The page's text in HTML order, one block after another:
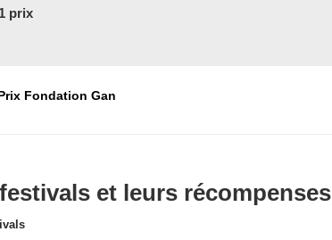
1 prix
Fondation Gan
et leurs récompenses